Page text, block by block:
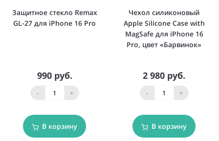
Защитное стекло Remax
GL-27 для iPhone 16 Pro
990 руб.
- +
В корзину
Чехол силиконовый
Apple Silicone Case with
MagSafe для iPhone 16
Pro, цвет «Барвинок»
2 980 руб.
- +
В корзину